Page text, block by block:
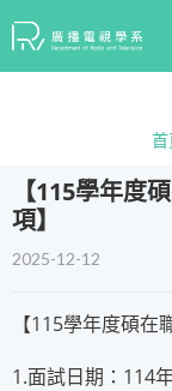
首
【115學年度
項】
2025-12-12
【115學年度碩在
1.面試日期：114